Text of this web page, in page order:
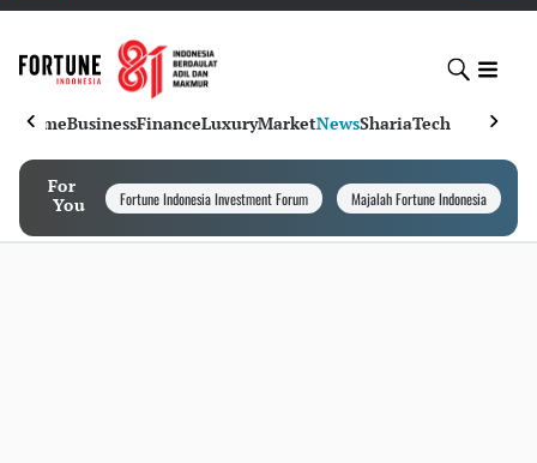
HomeBusinessFinanceLuxuryMarketNewsShariaTech
For
You
Fortune Indonesia Investment Forum Majalah Fortune Indonesia